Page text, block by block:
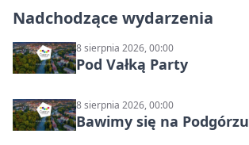
Nadchodzące wydarzenia
8 sierpnia 2026, 00:00
Pod Vałką Party
8 sierpnia 2026, 00:00
Bawimy się na Podgórzu